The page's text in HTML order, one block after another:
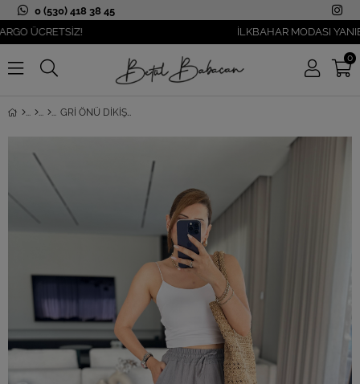
0 (530) 418 38 45
ÜCRETSİZ!
İLKBAHAR MODASI
0
GRI ÖNÜ DIKIŞ KETEN ŞALVAR PANTOLON